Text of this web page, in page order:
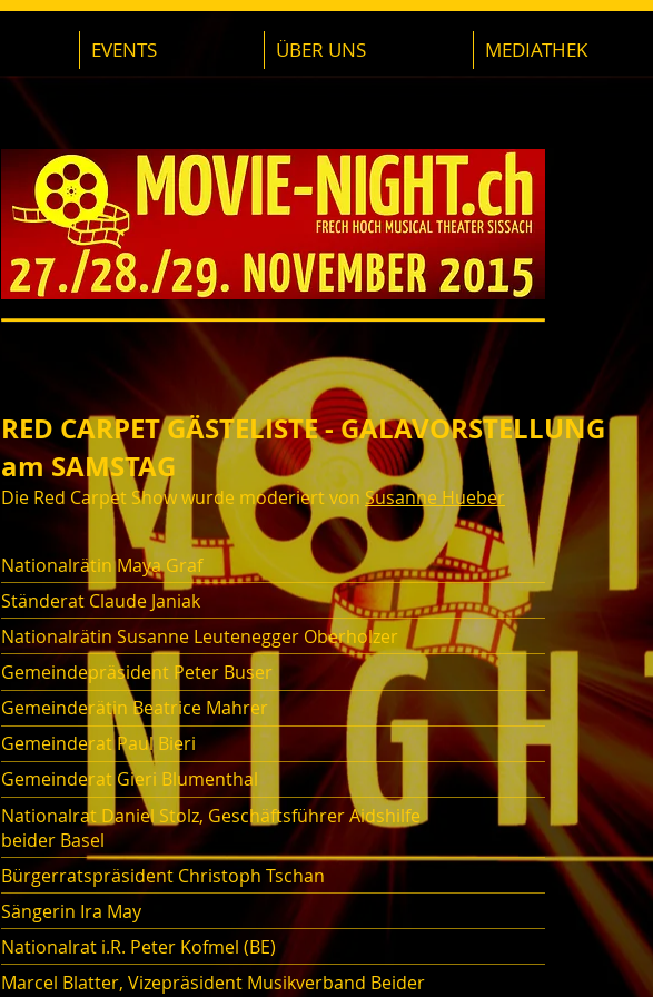
EVENTS ÜBER UNS MEDIATHEK
RED CARPET GÄSTELISTE - GALAVORSTELLUNG
am SAMSTAG
Die Red Carpet Show wurde moderiert von Susanne Hueber
Nationalrätin Maya Graf
Ständerat Claude Janiak
Nationalrätin Susanne Leutenegger Oberholzer
Gemeindepräsident Peter Buser
Gemeinderätin Beatrice Mahrer
Gemeinderat Paul Bieri
Gemeinderat Gieri Blumenthal
Nationalrat Daniel Stolz, Geschäftsführer Aidshilfe
beider Basel
Bürgerratspräsident Christoph Tschan
Sängerin Ira May
Nationalrat i.R. Peter Kofmel (BE)
Marcel Blatter, Vizepräsident Musikverband Beider